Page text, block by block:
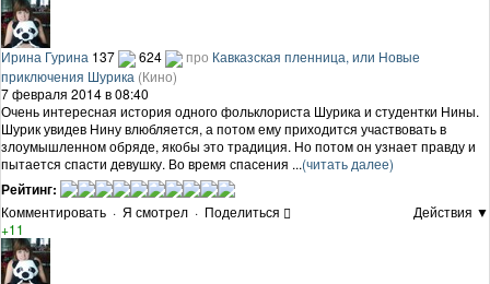
Ирина Гурина 137 624 про Кавказская пленница, или Новые
приключения Шурика (Кино)
7 февраля 2014 в 08:40
Очень интересная история одного фольклориста Шурика и студентки Нины.
Шурик увидев Нину влюбляется, а потом ему приходится участвовать в
злоумышленном обряде, якобы это традиция. Но потом он узнает правду и
пытается спасти девушку. Во время спасения ...(читать далее)
Рейтинг:
Комментировать · Я смотрел · Поделиться
Действия ▼
+11